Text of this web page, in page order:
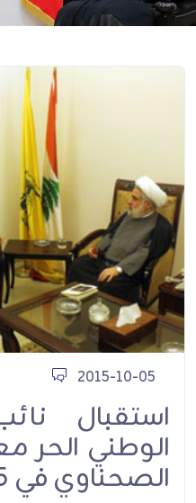
2015-10-05
استقبال
الوطني الحر
الصحناوي في 2015/10/5